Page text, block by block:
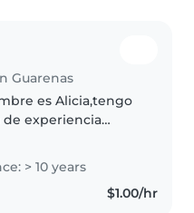
Guarenas
es Alicia,tengo
de experiencia
y ayudar con las
Respetuosa,..
> 10 years
$1.00/hr